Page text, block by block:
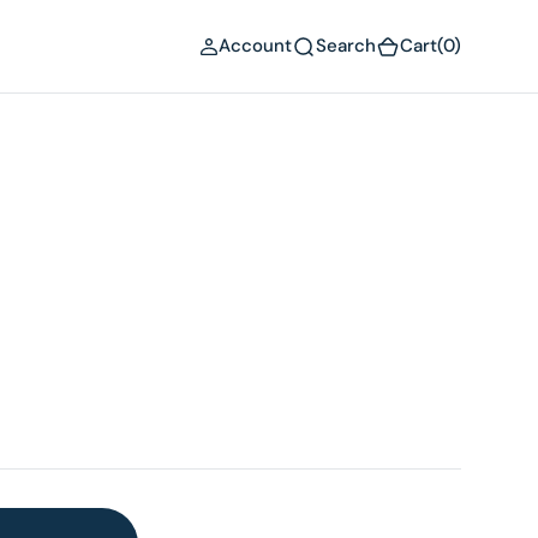
Account Search Cart(0)